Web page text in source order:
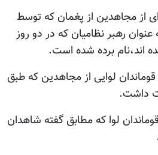
از مجاهدین از پغمان که توسط
رهبر نظامیان که در دو روز
اند،نام برده شده است.
لوایی از مجاهدین که طبق
داشت.
لوا که مطابق گفته شاهدان